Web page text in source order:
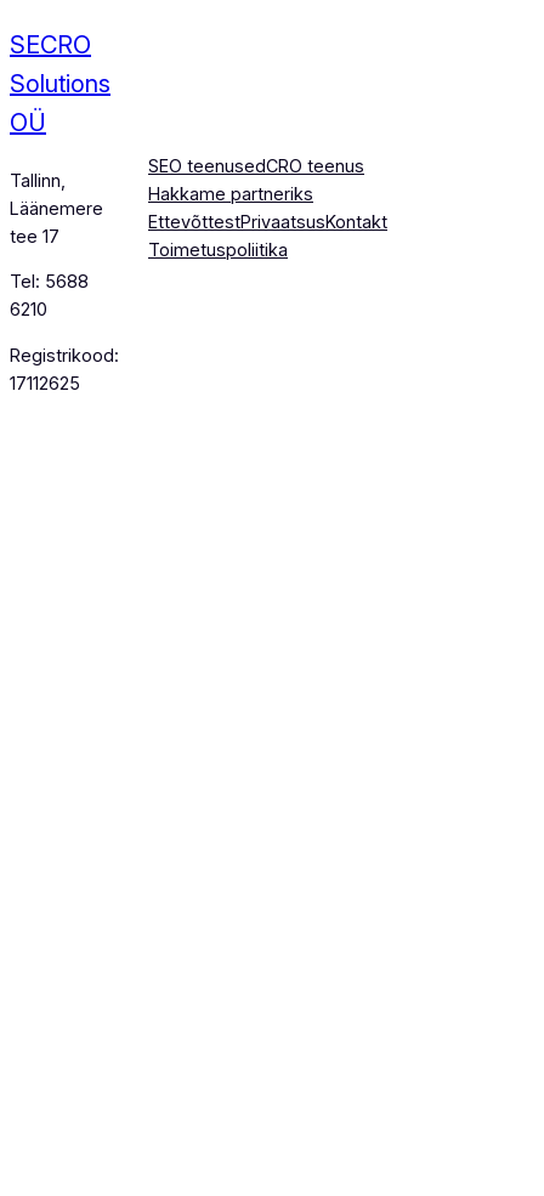
SECRO
Solutions
OÜ
Tallinn,
Läänemere
tee 17
Tel: 5688
6210
Registrikood:
17112625
SEO teenusedCRO teenus
Hakkame partneriks
EttevõttestPrivaatsusKontakt
Toimetuspoliitika